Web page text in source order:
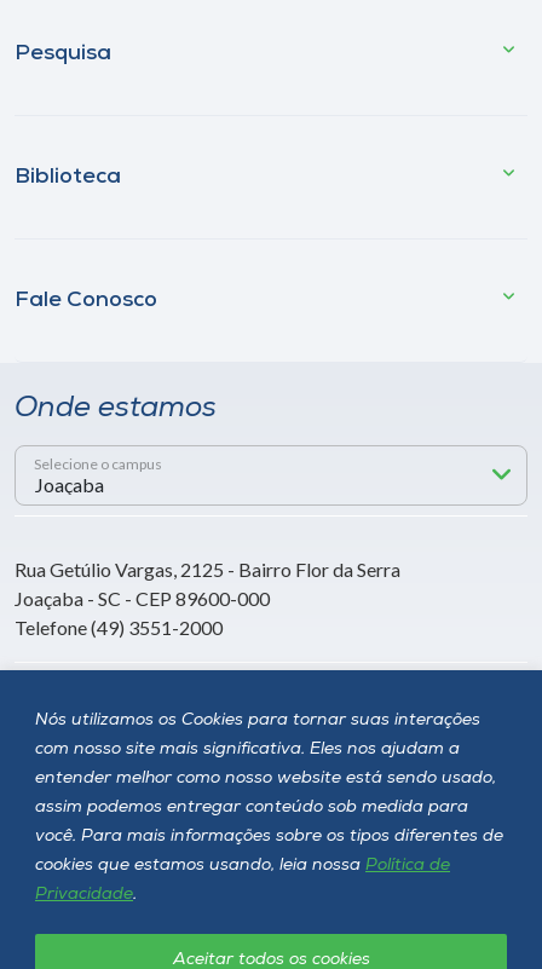
Nós utilizamos os Cookies para tornar suas interações
com nosso site mais significativa. Eles nos ajudam a
entender melhor como nosso website está sendo usado,
assim podemos entregar conteúdo sob medida para
você. Para mais informações sobre os tipos diferentes de
cookies que estamos usando, leia nossa Política de
Privacidade.
Aceitar todos os cookies
Pesquisa
Biblioteca
Fale Conosco
Onde estamos
Selecione o campus
Rua Getúlio Vargas, 2125 - Bairro Flor da Serra
Joaçaba - SC - CEP 89600-000
Telefone (49) 3551-2000
Siga a Unoesc